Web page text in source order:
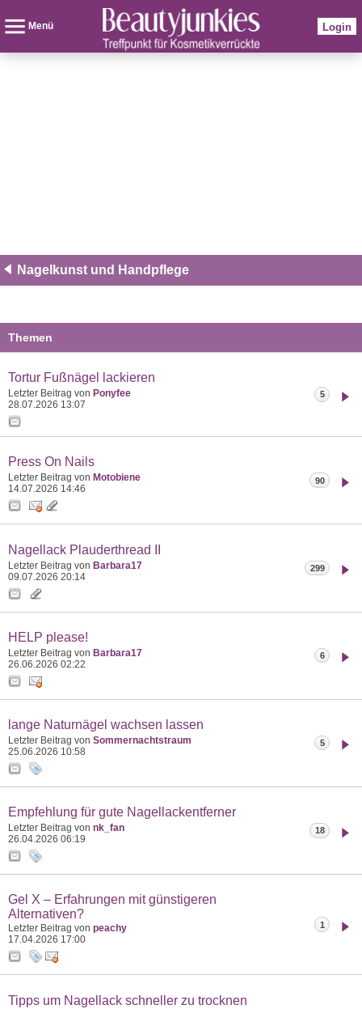
Menü Login
Nagelkunst und Handpflege
Themen
Tortur Fußnägel lackieren
Letzter Beitrag von Ponyfee
28.07.2026 13:07
5
Press On Nails
Letzter Beitrag von Motobiene
14.07.2026 14:46
90
Nagellack Plauderthread II
Letzter Beitrag von Barbara17
09.07.2026 20:14
299
HELP please!
Letzter Beitrag von Barbara17
26.06.2026 02:22
6
lange Naturnägel wachsen lassen
Letzter Beitrag von Sommernachtstraum
25.06.2026 10:58
5
Empfehlung für gute Nagellackentferner
Letzter Beitrag von nk_fan
26.04.2026 06:19
18
Gel X – Erfahrungen mit günstigeren
Alternativen?
Letzter Beitrag von peachy
17.04.2026 17:00
1
Tipps um Nagellack schneller zu trocknen